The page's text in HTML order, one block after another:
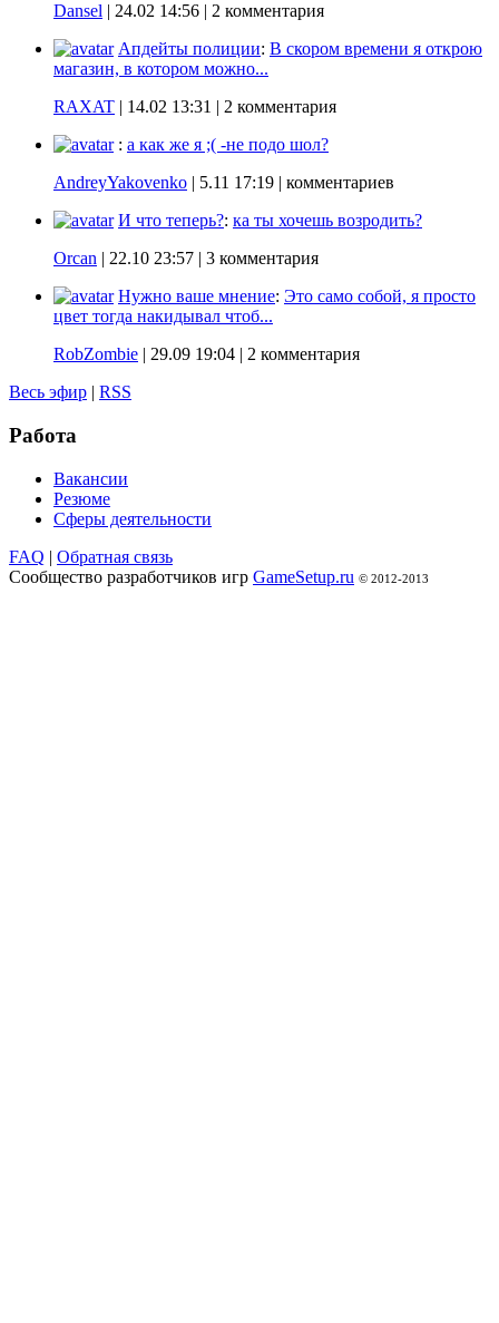
Dansel | 24.02 14:56 | 2 комментария
Апдейты полиции: В скором времени я открою
магазин, в котором можно...
RAXAT | 14.02 13:31 | 2 комментария
: а как же я ;( -не подо шол?
AndreyYakovenko | 5.11 17:19 | комментариев
И что теперь?: ка ты хочешь возродить?
Orcan | 22.10 23:57 | 3 комментария
Нужно ваше мнение: Это само собой, я просто
цвет тогда накидывал чтоб...
RobZombie | 29.09 19:04 | 2 комментария
Весь эфир | RSS
Работа
Вакансии
Резюме
Сферы деятельности
FAQ | Обратная связь
Сообщество разработчиков игр GameSetup.ru © 2012-2013